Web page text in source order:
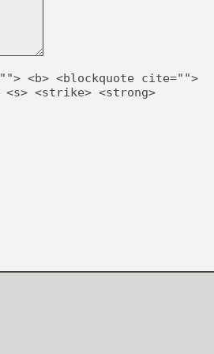
<b> <blockquote cite="">
<s> <strike> <strong>